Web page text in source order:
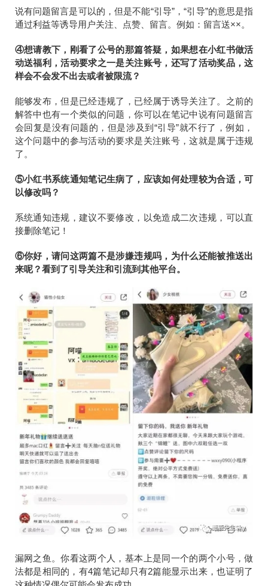
说有问题留言是可以的，但是不能“引导”，“引导”的意思是指
通过利益等诱导用户关注、点赞、留言。例如：留言送××。
④想请教下，刚看了公号的那篇答疑，如果想在小红书做活
动送福利，活动要求之一是关注账号，还写了活动奖品，这
样会不会发不出去或者被限流？
能够发布，但是已经违规了，已经属于诱导关注了。之前的
解答中也有一个类似的问题，你可以在笔记中说有问题留言
会回复是没有问题的，但是涉及到“引导”就不行了，例如，
这个问题中的参与活动的要求是关注账号，这就是属于违规
了。
⑤小红书系统通知笔记生病了，应该如何处理较为合适，可
以修改吗？
系统通知违规，建议不要修改，以免造成二次违规，可以直
接删除笔记！
⑥你好，请问这两篇不是涉嫌违规吗，为什么还能被推送出
来呢？看到了引导关注和引流到其他平台。
漏网之鱼。你看这两个人，基本上是同一个的两个小号，做
法都是相同的，有4篇笔记却只有2篇能显示出来，也证明了